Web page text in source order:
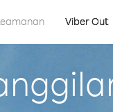
Viber Out